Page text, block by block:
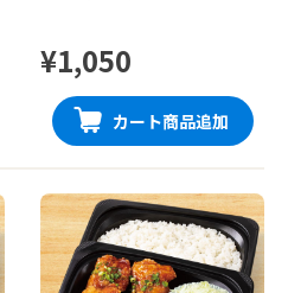
¥1,050
カート商品追加